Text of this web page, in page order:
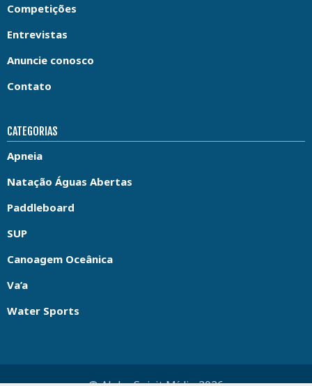
Competições
Entrevistas
Anuncie conosco
Contato
CATEGORIAS
Apneia
Natação Águas Abertas
Paddleboard
SUP
Canoagem Oceânica
Va’a
Water Sports